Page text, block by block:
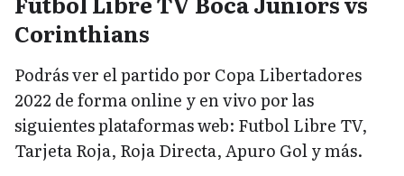
Corinthians
Podrás ver el partido por Copa Libertadores
2022 de forma online y en vivo por las
siguientes plataformas web: Futbol Libre TV,
Tarjeta Roja, Roja Directa, Apuro Gol y más.